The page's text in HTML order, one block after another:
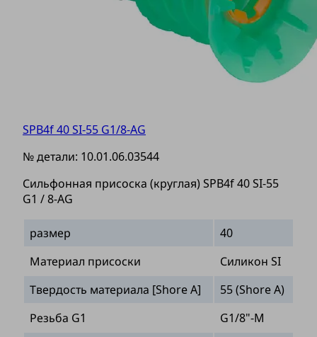
SPB4f 40 SI-55 G1/8-AG
№ детали: 10.01.06.03544
Сильфонная присоска (круглая) SPB4f 40 SI-55
G1 / 8-AG
размер
40
Материал присоски
Силикон SI
Твердость материала [Shore A]
55 (Shore A)
Резьба G1
G1/8"-M